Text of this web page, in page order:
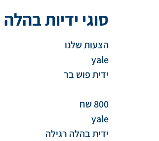
סוגי ידיות
הצעות שלנו
yale
ידית פוש בר
800 שח
yale
ידית בהלה רגילה